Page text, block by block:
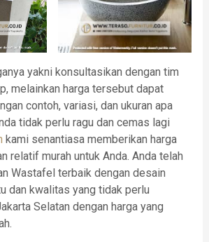
yakni konsultasikan dengan tim
melainkan harga tersebut dapat
contoh, variasi, dan ukuran apa
tidak perlu ragu dan cemas lagi
kami senantiasa memberikan harga
relatif murah untuk Anda. Anda telah
Wastafel terbaik dengan desain
dan kwalitas yang tidak perlu
Selatan dengan harga yang